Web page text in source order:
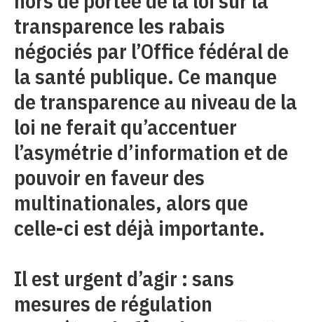
transparence les rabais
négociés par l’Office fédéral de
la santé publique. Ce manque
de transparence au niveau de la
loi ne ferait qu’accentuer
l’asymétrie d’information et de
pouvoir en faveur des
multinationales, alors que
celle-ci est déjà importante.
Il est urgent d’agir : sans
mesures de régulation